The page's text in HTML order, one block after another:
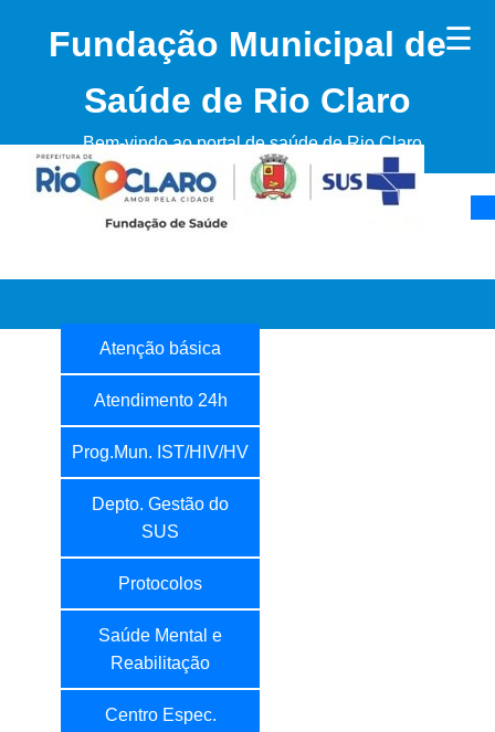
Fundação Municipal de
Saúde de Rio Claro
Bem-vindo ao portal de saúde de Rio Claro
☰
Atenção básica
Atendimento 24h
Prog.Mun. IST/HIV/HV
Depto. Gestão do
SUS
Protocolos
Saúde Mental e
Reabilitação
Centro Espec.